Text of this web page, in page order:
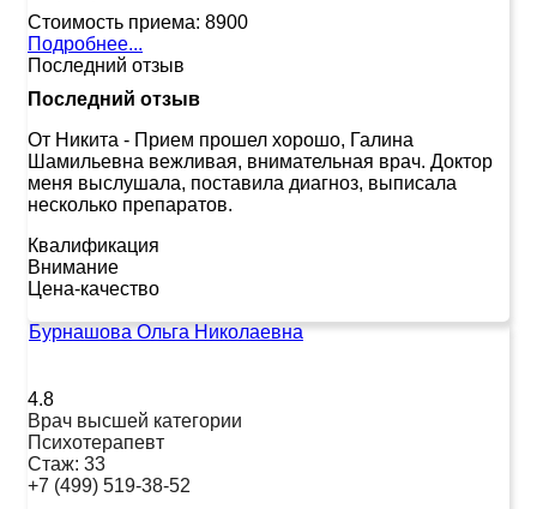
Стоимость приема: 8900
Подробнее...
Последний отзыв
Последний отзыв
От Никита - Прием прошел хорошо, Галина
Шамильевна вежливая, внимательная врач. Доктор
меня выслушала, поставила диагноз, выписала
несколько препаратов.
Квалификация
Внимание
Цена-качество
Бурнашова Ольга Николаевна
4.8
Врач высшей категории
Психотерапевт
Стаж: 33
+7 (499) 519-38-52